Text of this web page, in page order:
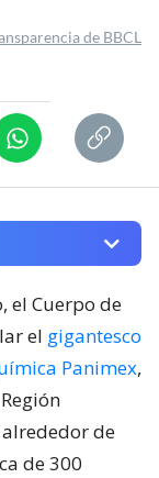
de BBCL
el Cuerpo de
el gigantesco
Panimex,
de
de 300